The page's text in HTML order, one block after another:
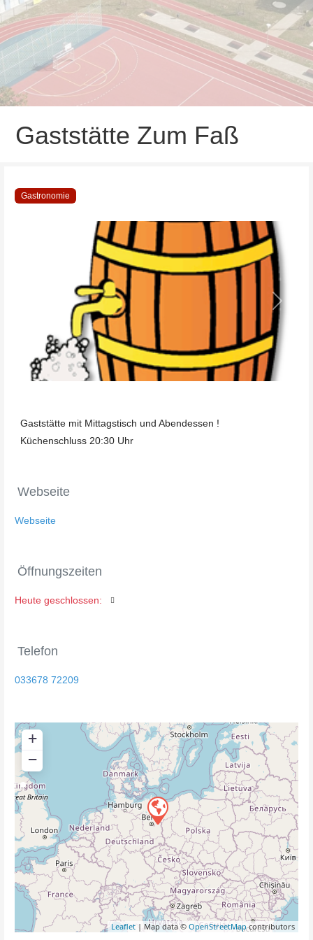
Gaststätte Zum Faß
Gastronomie
Vorheriges
Gaststätte mit Mittagstisch und Abendessen !
Küchenschluss 20:30 Uhr
Webseite
Webseite
Öffnungszeiten
Heute geschlossen:
Telefon
033678 72209
+
−
Leaflet | Map data ©OpenStreetMapcontributors